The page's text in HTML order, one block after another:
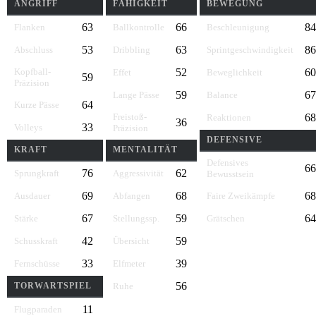
ANGRIFF
Flanken 63
Abschluss 53
Kopfball-
Präzision
59
Kurze Pässe 64
Volleys 33
KRAFT
Sprungkraft 76
Ausdauer 69
Stärke 67
Schusskraft 42
Fernschüsse 33
TORWARTSPIEL
Flugparaden 11
FÄHIGKEIT
Ballkontrolle 66
Dribbling 63
Effet 52
Lange Pässe 59
Freistoß-
Präzision
36
MENTALITÄT
Aggressivität 62
Abfangen 68
Stellungssp. 59
Übersicht 59
Elfmeter 39
Ruhe 56
BEWEGUNG
Beschleunigung 84
Sprintgeschwindigkeit 86
Beweglichkeit 60
Balance 67
Reaktionen 68
DEFENSIVE
Defensives
Bewusstsein
66
Faire Zweikämpfe 68
Grätschen 64